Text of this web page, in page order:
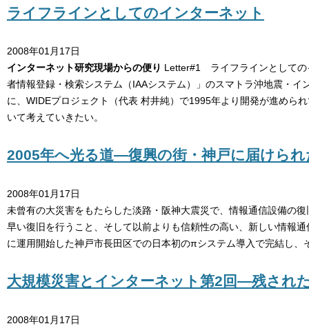
ライフラインとしてのインターネット
2008年01月17日
インターネット研究現場からの便り Letter#1 ライフラインとしての
者情報登録・検索システム（IAAシステム）」のスマトラ沖地震・
に、WIDEプロジェクト（代表 村井純）で1995年より開発が進めら
いて考えていきたい。
2005年へ光る道―復興の街・神戸に届けられ
2008年01月17日
未曾有の大災害をもたらした淡路・阪神大震災で、情報通信設備の
早い復旧を行うこと、そして以前よりも信頼性の高い、新しい情報
に運用開始した神戸市長田区での日本初のπシステム導入で完結し
大規模災害とインターネット第2回―残され
2008年01月17日